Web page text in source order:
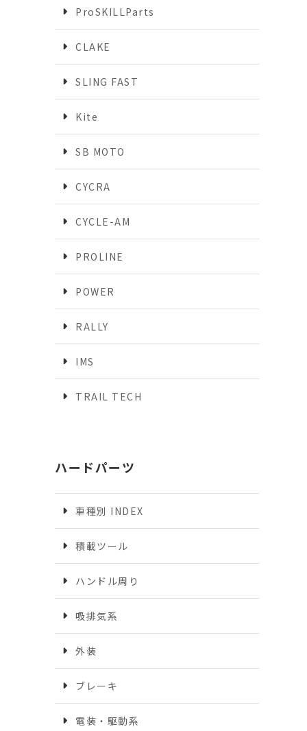
ProSKILLParts
CLAKE
SLING FAST
Kite
SB MOTO
CYCRA
CYCLE-AM
PROLINE
POWER
RALLY
IMS
TRAIL TECH
ハードパーツ
車種別 INDEX
積載ツール
ハンドル周り
吸排気系
外装
ブレーキ
電装・駆動系